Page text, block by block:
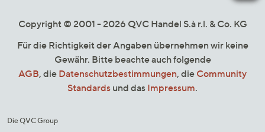
Copyright © 2001 - 2026 QVC Handel S.à r.l. & Co. KG
Für die Richtigkeit der Angaben übernehmen wir keine
Gewähr. Bitte beachte auch folgende
AGB, die Datenschutzbestimmungen, die Community
Standards und das Impressum.
Die QVC Group